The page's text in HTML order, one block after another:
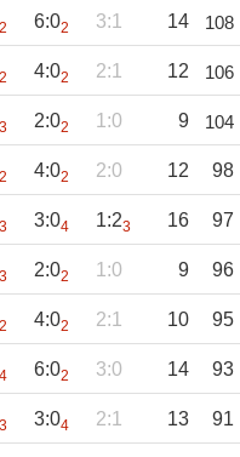
2 6:02 3:1 14 108
2 4:02 2:1 12 106
3 2:02 1:0 9 104
2 4:02 2:0 12 98
3 3:04 1:23 16 97
3 2:02 1:0 9 96
2 4:02 2:1 10 95
4 6:02 3:0 14 93
3 3:04 2:1 13 91